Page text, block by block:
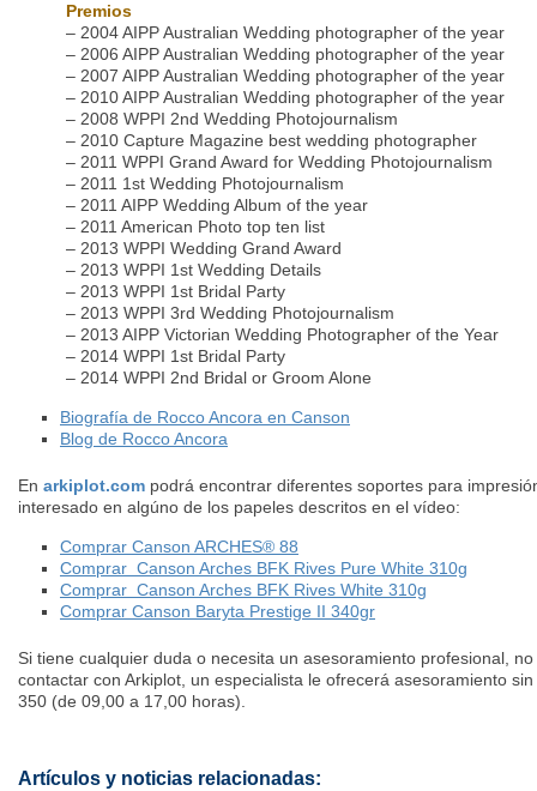
Premios
– 2004 AIPP Australian Wedding photographer of the year
– 2006 AIPP Australian Wedding photographer of the year
– 2007 AIPP Australian Wedding photographer of the year
– 2010 AIPP Australian Wedding photographer of the year
– 2008 WPPI 2nd Wedding Photojournalism
– 2010 Capture Magazine best wedding photographer
– 2011 WPPI Grand Award for Wedding Photojournalism
– 2011 1st Wedding Photojournalism
– 2011 AIPP Wedding Album of the year
– 2011 American Photo top ten list
– 2013 WPPI Wedding Grand Award
– 2013 WPPI 1st Wedding Details
– 2013 WPPI 1st Bridal Party
– 2013 WPPI 3rd Wedding Photojournalism
– 2013 AIPP Victorian Wedding Photographer of the Year
– 2014 WPPI 1st Bridal Party
– 2014 WPPI 2nd Bridal or Groom Alone
Biografía de Rocco Ancora en Canson
Blog de Rocco Ancora
En arkiplot.com podrá encontrar diferentes soportes para
interesado en algúno de los papeles descritos en el vídeo:
Comprar Canson ARCHES® 88
Comprar Canson Arches BFK Rives Pure White 310g
Comprar Canson Arches BFK Rives White 310g
Comprar Canson Baryta Prestige II 340gr
Si tiene cualquier duda o necesita un asesoramiento profesional,
contactar con Arkiplot, un especialista le ofrecerá asesoramiento
350 (de 09,00 a 17,00 horas).
Artículos y noticias relacionadas: